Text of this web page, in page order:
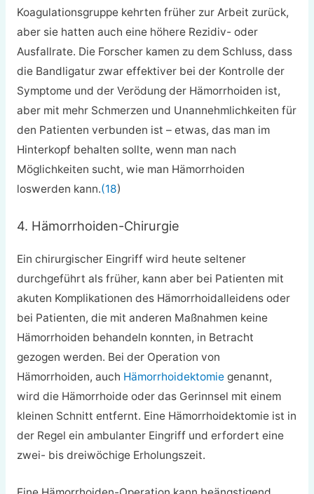
Koagulationsgruppe kehrten früher zur Arbeit zurück,
aber sie hatten auch eine höhere Rezidiv- oder
Ausfallrate. Die Forscher kamen zu dem Schluss, dass
die Bandligatur zwar effektiver bei der Kontrolle der
Symptome und der Verödung der Hämorrhoiden ist,
aber mit mehr Schmerzen und Unannehmlichkeiten für
den Patienten verbunden ist – etwas, das man im
Hinterkopf behalten sollte, wenn man nach
Möglichkeiten sucht, wie man Hämorrhoiden
loswerden kann.(18)
4. Hämorrhoiden-Chirurgie
Ein chirurgischer Eingriff wird heute seltener
durchgeführt als früher, kann aber bei Patienten mit
akuten Komplikationen des Hämorrhoidalleidens oder
bei Patienten, die mit anderen Maßnahmen keine
Hämorrhoiden behandeln konnten, in Betracht
gezogen werden. Bei der Operation von
Hämorrhoiden, auch Hämorrhoidektomiegenannt,
wird die Hämorrhoide oder das Gerinnsel mit einem
kleinen Schnitt entfernt. Eine Hämorrhoidektomie ist in
der Regel ein ambulanter Eingriff und erfordert eine
zwei- bis dreiwöchige Erholungszeit.